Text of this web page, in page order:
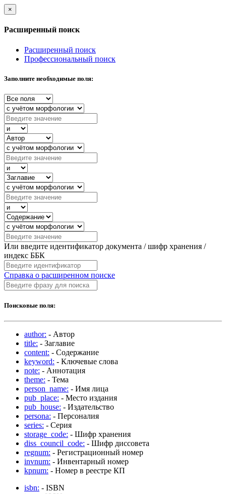
×
Расширенный поиск
Расширенный поиск
Профессиональный поиск
Заполните необходимые поля:
Или введите идентификатор документа / шифр хранения /
индекс ББК
Справка о расширенном поиске
Поисковые поля:
author: - Автор
title: - Заглавие
content: - Содержание
keyword: - Ключевые слова
note: - Аннотация
theme: - Тема
person_name: - Имя лица
pub_place: - Место издания
pub_house: - Издательство
persona: - Персоналия
series: - Серия
storage_code: - Шифр хранения
diss_council_code: - Шифр диссовета
regnum: - Регистрационный номер
invnum: - Инвентарный номер
kpnum: - Номер в реестре КП
isbn: - ISBN